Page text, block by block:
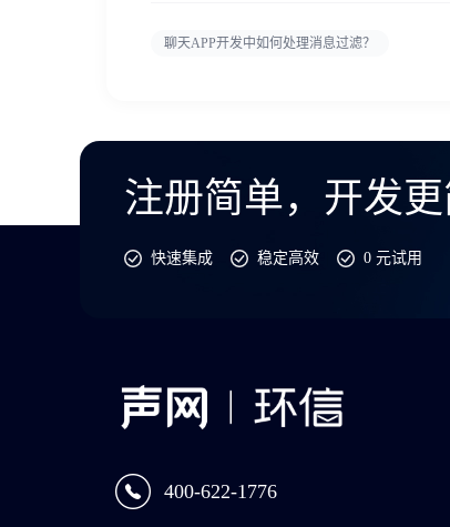
聊天APP开发中如何处理消息过滤？
注册简单，开发更
快速集成 稳定高效 0 元试用
400-622-1776